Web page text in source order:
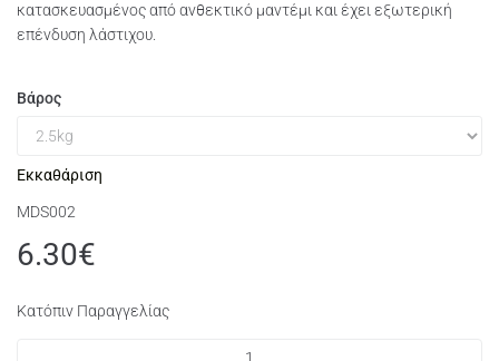
κατασκευασμένος από ανθεκτικό μαντέμι και έχει εξωτερική
επένδυση λάστιχου.
Βάρος
Εκκαθάριση
MDS002
6.30€
Κατόπιν Παραγγελίας